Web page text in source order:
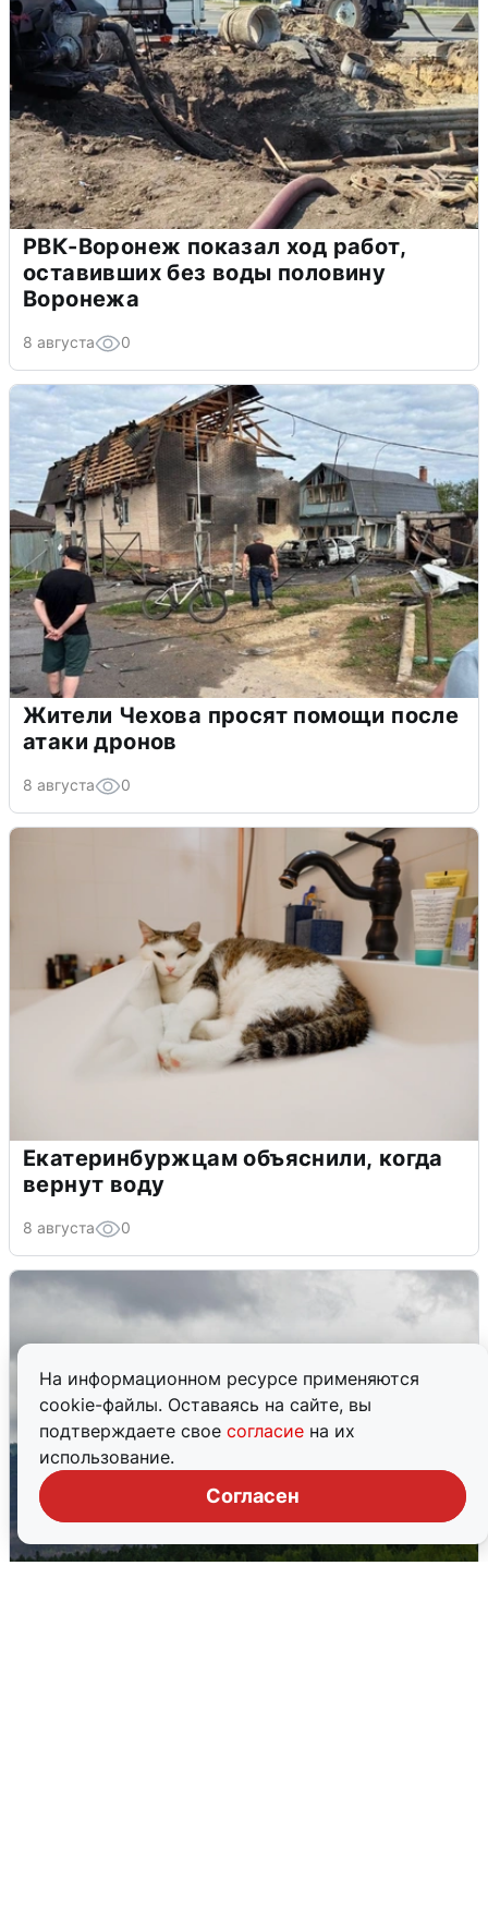
На информационном ресурсе применяются
cookie-файлы. Оставаясь на сайте, вы
подтверждаете свое согласие на их
использование.
Согласен
РВК-Воронеж показал ход работ,
оставивших без воды половину
Воронежа
8 августа 0
Жители Чехова просят помощи после
атаки дронов
8 августа 0
Екатеринбуржцам объяснили, когда
вернут воду
8 августа 0